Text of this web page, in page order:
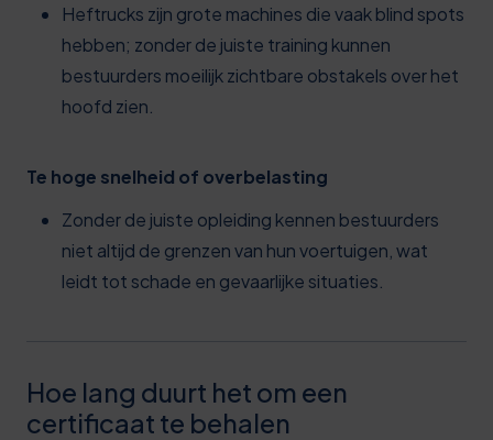
Heftrucks zijn grote machines die vaak blind spots
hebben; zonder de juiste training kunnen
bestuurders moeilijk zichtbare obstakels over het
hoofd zien.
Te hoge snelheid of overbelasting
Zonder de juiste opleiding kennen bestuurders
niet altijd de grenzen van hun voertuigen, wat
leidt tot schade en gevaarlijke situaties.
Hoe lang duurt het om een
certificaat te behalen